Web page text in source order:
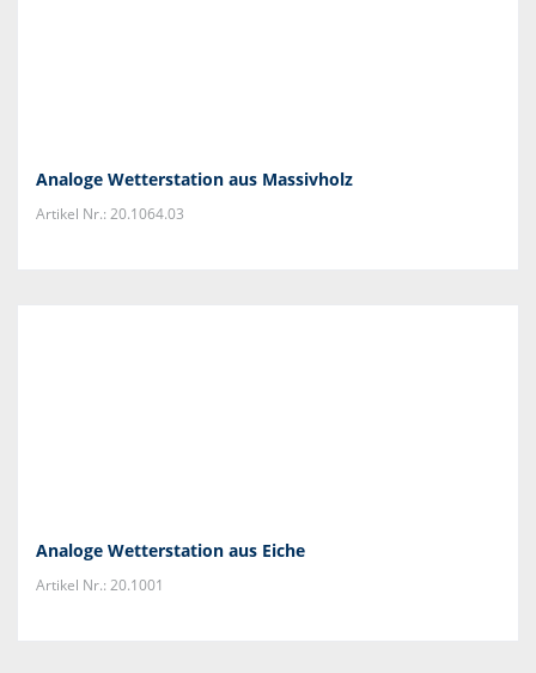
Analoge Wetterstation aus Massivholz
Artikel Nr.: 20.1064.03
Analoge Wetterstation aus Eiche
Artikel Nr.: 20.1001